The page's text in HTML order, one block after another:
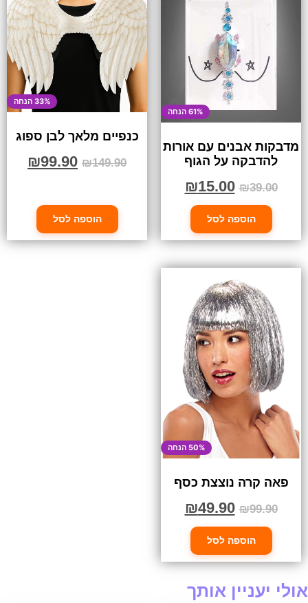
61% הנחה
מדבקות אבנים עם אורות
להדבקה על הגוף
₪39.00
₪15.00
הוספה לסל
33% הנחה
כנפיים מלאך לבן ספוג
₪149.90
₪99.90
הוספה לסל
50% הנחה
פאה קרה נוצצת כסף
₪99.90
₪49.90
הוספה לסל
אולי יעניין אותך